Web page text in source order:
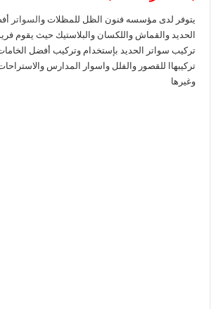
يتوفر لدى مؤسسه فنون الظل للمظلات والسواترأفضل
الحديد والقماش واللكسان والبلاستيك حيث يقوم
تركيب سواتر الحديد بإستخدام وتركيب أفضل الخامات
تركيبهاا للقصور والفلل واسوار المدارس والاستراحات
وغيرها